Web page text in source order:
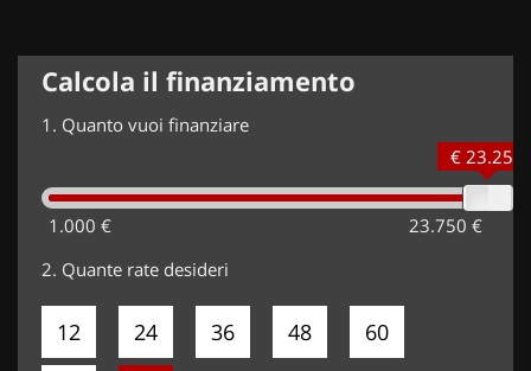
Calcola il finanziamento
1. Quanto vuoi finanziare
1.000 € 23.750 €
€ 23.250
2. Quante rate desideri
12 24 36 48 60